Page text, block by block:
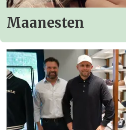
Maanesten